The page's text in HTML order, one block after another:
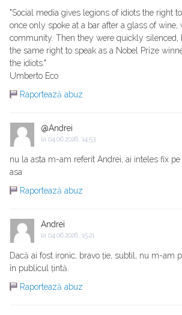
"Social media gives legions of idiots the right
once only spoke at a bar after a glass of
community. Then they were quickly silenced,
the same right to speak as a Nobel Prize
the idiots."
Umberto Eco
Raportează abuz
@Andrei
la 04.06.2026, 14:53
nu la asta m-am referit Andrei, ai inteles fix
asa
Raportează abuz
Andrei
la 04.06.2026, 15:21
Dacă ai fost ironic, bravo ție, subtil, nu m-am
în publicul țintă.
Raportează abuz